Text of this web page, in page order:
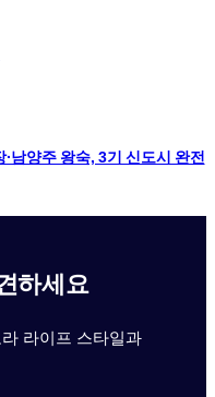
·남양주 왕숙, 3기 신도시 완전
하세요
라이프 스타일과